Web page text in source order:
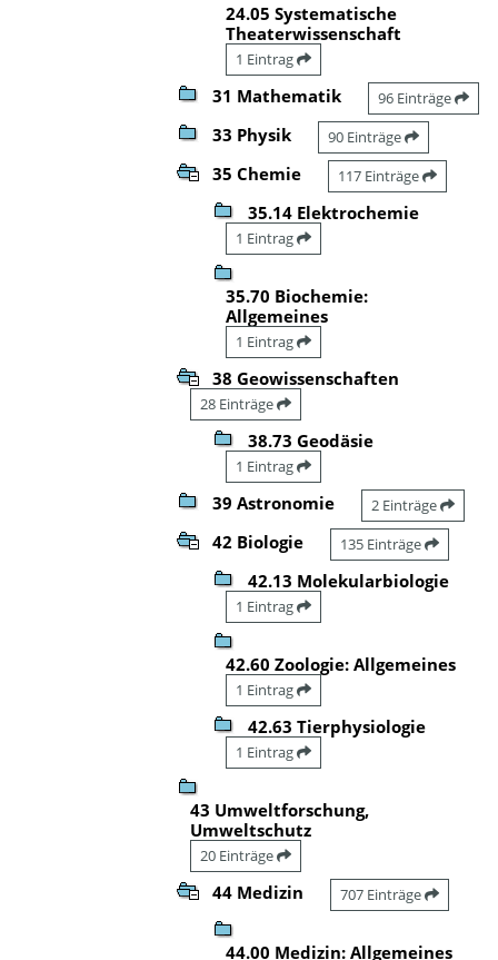
24.05 Systematische
Theaterwissenschaft
1 Eintrag
31 Mathematik 96 Einträge
33 Physik 90 Einträge
35 Chemie 117 Einträge
35.14 Elektrochemie
1 Eintrag
35.70 Biochemie:
Allgemeines
1 Eintrag
38 Geowissenschaften
28 Einträge
38.73 Geodäsie
1 Eintrag
39 Astronomie 2 Einträge
42 Biologie 135 Einträge
42.13 Molekularbiologie
1 Eintrag
42.60 Zoologie: Allgemeines
1 Eintrag
42.63 Tierphysiologie
1 Eintrag
43 Umweltforschung,
Umweltschutz
20 Einträge
44 Medizin 707 Einträge
44.00 Medizin: Allgemeines